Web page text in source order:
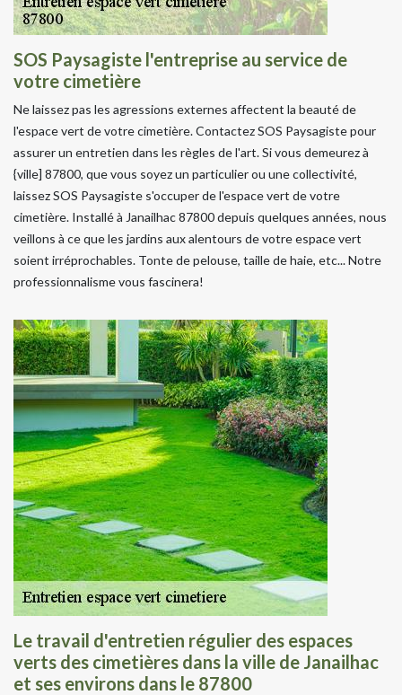
SOS Paysagiste l'entreprise au service de
votre cimetière
Ne laissez pas les agressions externes affectent la beauté de
l'espace vert de votre cimetière. Contactez SOS Paysagiste pour
assurer un entretien dans les règles de l'art. Si vous demeurez à
{ville] 87800, que vous soyez un particulier ou une collectivité,
laissez SOS Paysagiste s'occuper de l'espace vert de votre
cimetière. Installé à Janailhac 87800 depuis quelques années, nous
veillons à ce que les jardins aux alentours de votre espace vert
soient irréprochables. Tonte de pelouse, taille de haie, etc... Notre
professionnalisme vous fascinera!
Le travail d'entretien régulier des espaces
verts des cimetières dans la ville de Janailhac
et ses environs dans le 87800